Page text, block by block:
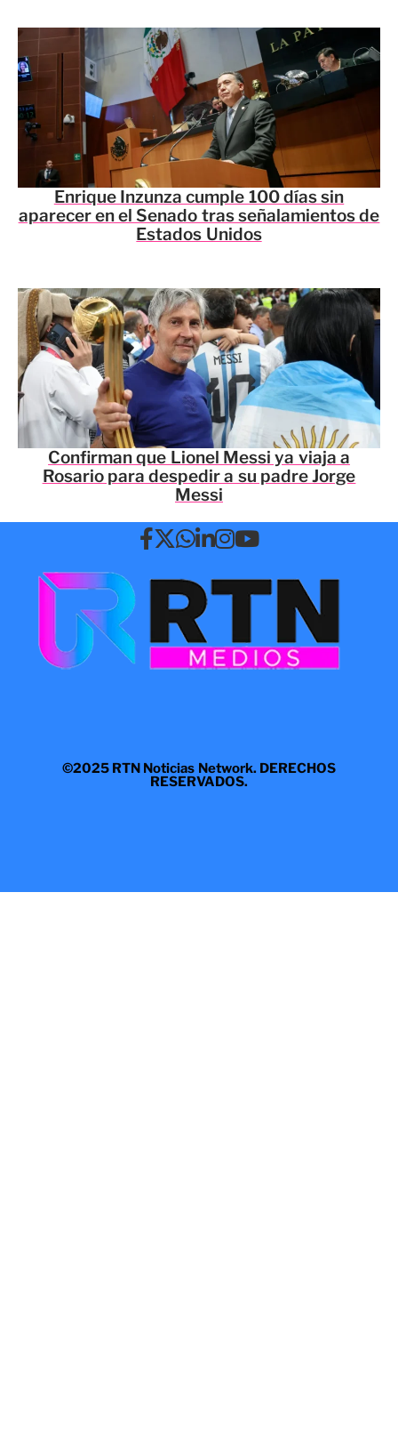
Enrique Inzunza cumple 100 días sin
aparecer en el Senado tras señalamientos de
Estados Unidos
Confirman que Lionel Messi ya viaja a
Rosario para despedir a su padre Jorge
Messi
©2025 RTN Noticias Network. DERECHOS
RESERVADOS.